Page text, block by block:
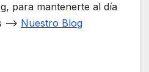
para mantenerte al día
–> Nuestro Blog